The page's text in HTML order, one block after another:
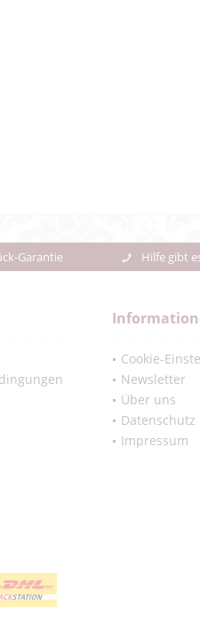
Garantie Hilfe gibt
Cookie-
Newsletter
Über uns
Datenschutz
Impressum